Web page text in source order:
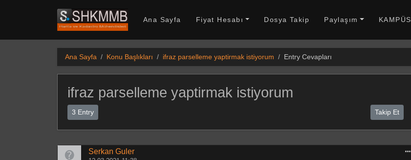
SHKMMB
Ana Sayfa Fiyat Hesabı Dosya Takip Paylaşım KAMPÜS
Ana Sayfa Konu Başlıkları ifraz parselleme yaptirmak istiyorum Entry Cevapları
ifraz parselleme yaptirmak istiyorum
Takip Et
3 Entry
Serkan Guler